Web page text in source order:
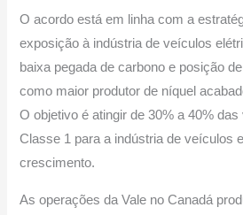
O acordo está em linha com a
exposição à indústria de veículos
baixa pegada de carbono e posição
como maior produtor de níquel
O objetivo é atingir de 30% a 40% das
Classe 1 para a indústria de veículos
crescimento.
As operações da Vale no Canadá